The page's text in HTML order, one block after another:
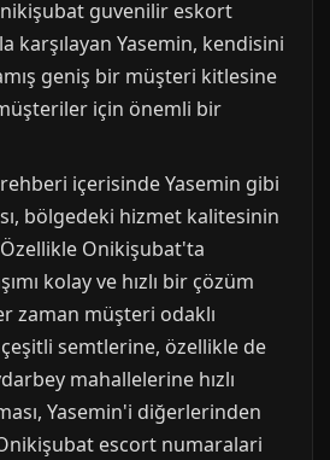
guvenilir eskort
karşılayan Yasemin, kendisini
geniş bir müşteri kitlesine
için önemli bir
içerisinde Yasemin gibi
bölgedeki hizmet kalitesinin
Onikişubat'ta
kolay ve hızlı bir çözüm
zaman müşteri odaklı
çeşitli semtlerine, özellikle de
mahallelerine hızlı
Yasemin'i diğerlerinden
escort numaralari